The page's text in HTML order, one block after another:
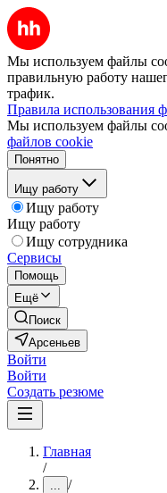
Мы используем файлы
правильную работу
трафик.
Правила использования
Мы используем файлы
файлов cookie
Понятно
Ищу работу
Ищу работу
Ищу работу
Ищу сотрудника
Сервисы
Помощь
Ещё
Поиск
Арсеньев
Войти
Войти
Создать резюме
Главная
/
... /